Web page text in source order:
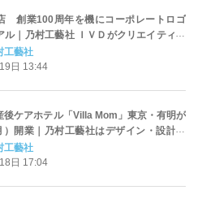
創業100周年を機にコーポレートロゴ
ル｜乃村工藝社 ＩＶＤがクリエイティブ
て参画
工藝社
日 13:44
後ケアホテル「Villa Mom」東京・有明が
開業｜乃村工藝社はデザイン・設計と
コンセプトを担当
工藝社
日 17:04